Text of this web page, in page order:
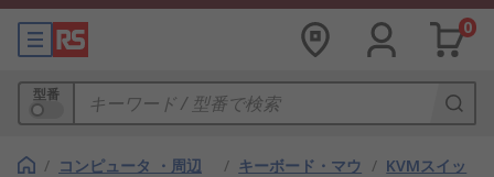
0
型番
/ コンピュータ ・周辺
/ キーボード・マウ / KVMスイッ